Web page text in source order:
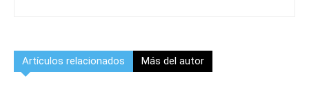
Artículos relacionados Más del autor